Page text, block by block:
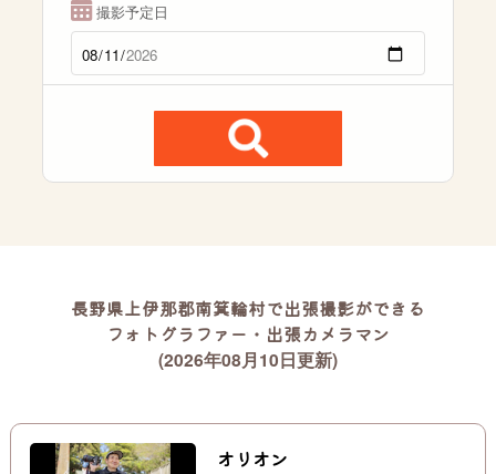
撮影予定日
長野県上伊那郡南箕輪村で出張撮影ができる
フォトグラファー・出張カメラマン
(2026年08月10日更新)
オリオン